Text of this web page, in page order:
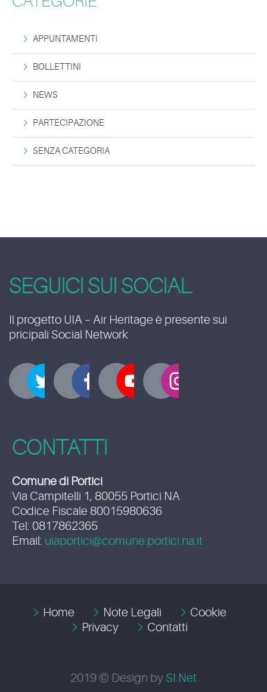
APPUNTAMENTI
BOLLETTINI
NEWS
PARTECIPAZIONE
SENZA CATEGORIA
SEGUICI SUI SOCIAL
Il progetto UIA – Air Heritage è presente sui
pricipali Social Network
CONTATTI
Comune di Portici
Via Campitelli 1, 80055 Portici NA
Codice Fiscale 80015980636
Tel: 0817862365
Email: uiaportici@comune.portici.na.it
Home Note Legali
Cookie
Privacy
Contatti
2019 © Design by SI.Net